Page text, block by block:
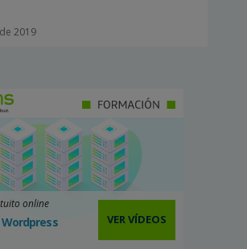
2019
online
VER VÍDEOS